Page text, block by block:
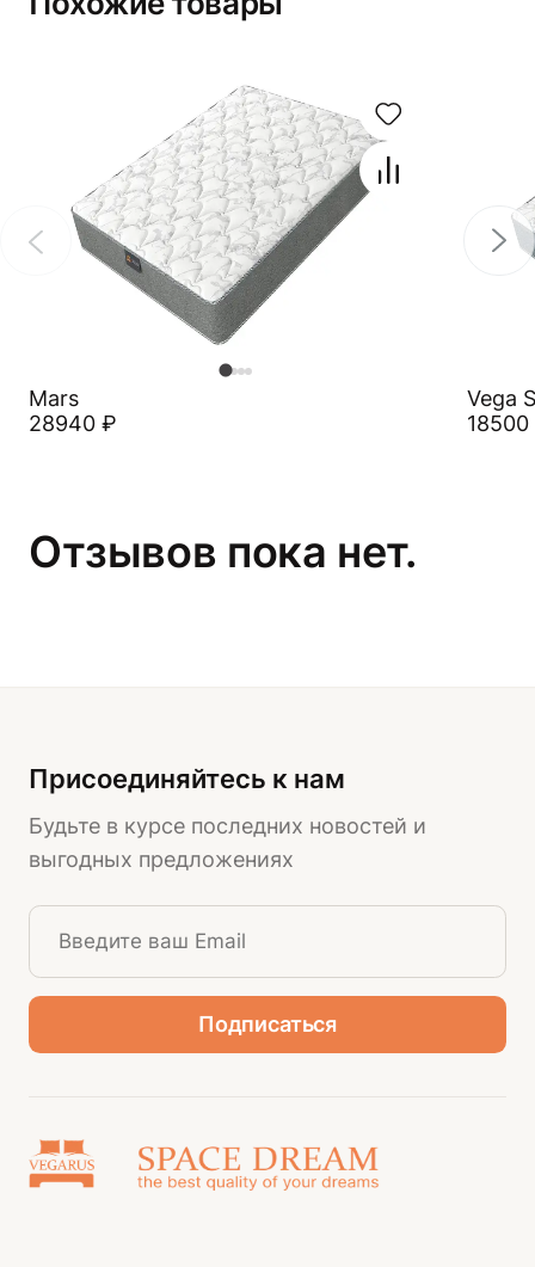
Mars
28940 ₽
Vega
18500
Отзывов пока нет.
Присоединяйтесь к нам
Будьте в курсе последних новостей и
выгодных предложениях